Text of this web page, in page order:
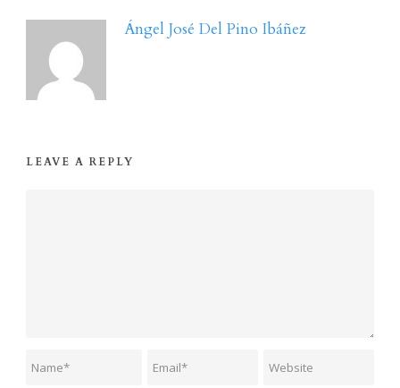
Ángel José Del Pino Ibáñez
LEAVE A REPLY